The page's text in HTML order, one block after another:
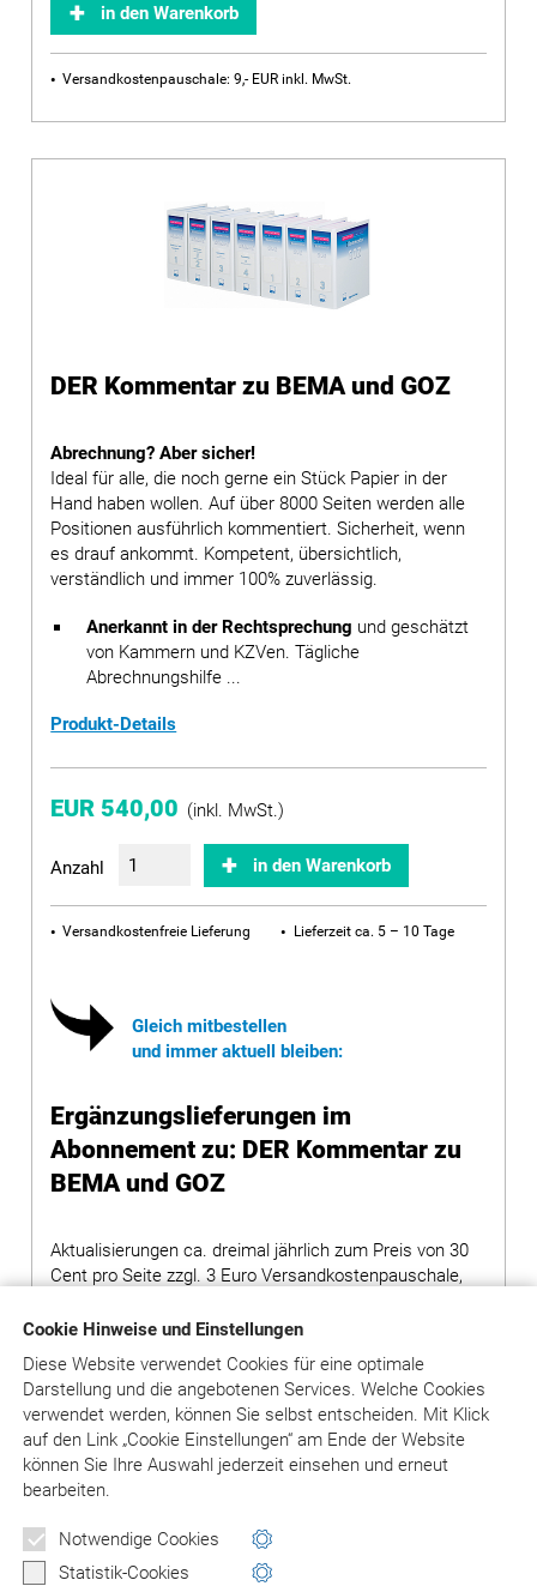
Cookie Hinweise und Einstellungen
Diese Website verwendet Cookies für eine optimale
Darstellung und die angebotenen Services. Welche Cookies
verwendet werden, können Sie selbst entscheiden. Mit Klick
aufden Link „Cookie Einstellungen“ am Ende der Website
können Sie Ihre Auswahl jederzeit einsehen und erneut
bearbeiten.
Notwendige Cookies
Statistik-Cookies
in den Warenkorb
Versandkostenpauschale: 9,- EUR inkl. MwSt.
DER Kommentar zu BEMA und GOZ
Abrechnung? Aber sicher!
Ideal für alle, die noch gerne ein Stück Papier in der
Hand haben wollen. Auf über 8000 Seiten werden alle
Positionen ausführlich kommentiert. Sicherheit, wenn
es drauf ankommt. Kompetent, übersichtlich,
verständlich und immer 100% zuverlässig.
Anerkannt in der Rechtsprechung und geschätzt
von Kammern und KZVen. Tägliche
Abrechnungshilfe ...
Produkt-Details
EUR 540,00 (inkl. MwSt.)
Anzahl in den Warenkorb
Versandkostenfreie Lieferung Lieferzeit ca. 5 – 10 Tage
Gleich mitbestellen
und immer aktuell bleiben:
Ergänzungslieferungen im
Abonnement zu: DER Kommentar zu
BEMA und GOZ
Aktualisierungen ca. dreimal jährlich zum Preis von 30
Cent pro Seite zzgl. 3 Euro Versandkostenpauschale,
Ergänzungslieferungen wird ein Aufschlag von 80,00
Euro auf den Preis des Grundwerks erhoben.
in den Warenkorb
Versandkosten: siehe Beschreibungstext